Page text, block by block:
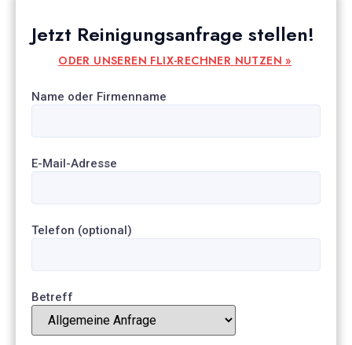
Jetzt Reinigungsanfrage stellen!
ODER UNSEREN FLIX-RECHNER NUTZEN »
Name oder Firmenname
E-Mail-Adresse
Telefon (optional)
Betreff